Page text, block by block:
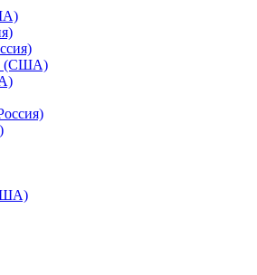
(СШA)